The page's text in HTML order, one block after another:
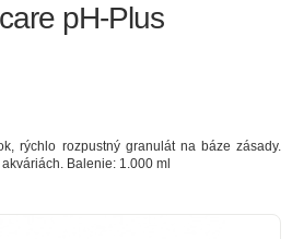
pH-Plus
rýchlo rozpustný granulát na báze zásady.
Balenie: 1.000 ml